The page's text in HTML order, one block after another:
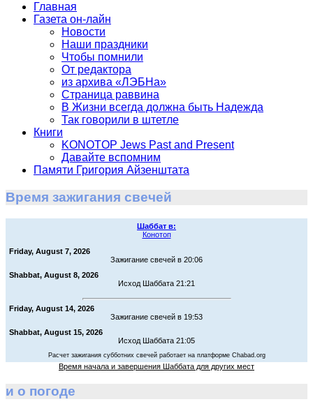
Главная
Газета он-лайн
Новости
Наши праздники
Чтобы помнили
От редактора
из архива «ЛЭБНа»
Страница раввина
В Жизни всегда должна быть Надежда
Так говорили в штетле
Книги
KONOTOP Jews Past and Present
Давайте вспомним
Памяти Григория Айзенштата
Время зажигания свечей
Шаббат в:
Конотоп
Friday, August 7, 2026
Зажигание свечей в 20:06
Shabbat, August 8, 2026
Исход Шаббата 21:21
Friday, August 14, 2026
Зажигание свечей в 19:53
Shabbat, August 15, 2026
Исход Шаббата 21:05
Расчет зажигания субботних свечей работает на платформе Chabad.org
Время начала и завершения Шаббата для других мест
и о погоде